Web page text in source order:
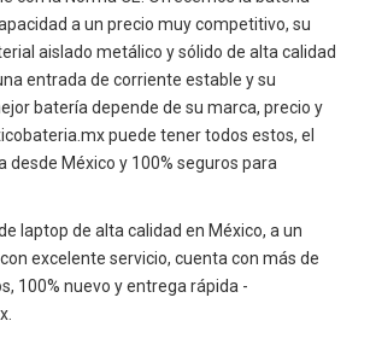
a un precio muy competitivo, su
aislado metálico y sólido de alta calidad
entrada de corriente estable y su
batería depende de su marca, precio y
puede tener todos estos, el
desde México y 100% seguros para
laptop de alta calidad en México, a un
excelente servicio, cuenta con más de
100% nuevo y entrega rápida -